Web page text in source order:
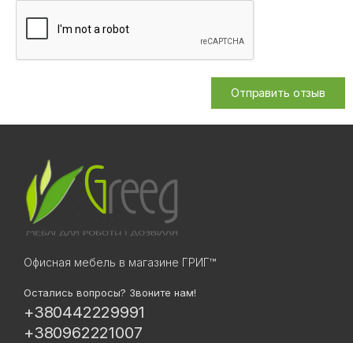
Отправить отзыв
Офисная мебель в магазине ГРИГ™
Остались вопросы? Звоните нам!
+380442229991
+380962221007